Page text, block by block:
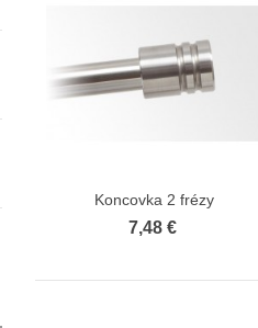
Spojka rohová CM dvojradová
vnútorná
2,98 €
Spojka rohová CM jednoradová
Zobraziť viac
Koncovka 2 frézy
7,48 €